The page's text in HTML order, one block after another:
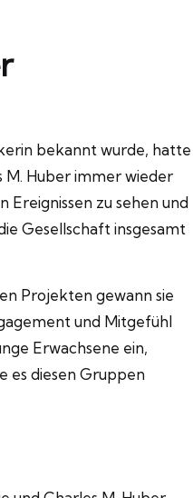
bekannt wurde, hatte
Huber immer wieder
Ereignissen zu sehen und
Gesellschaft insgesamt
Projekten gewann sie
und Mitgefühl
Erwachsene ein,
es diesen Gruppen